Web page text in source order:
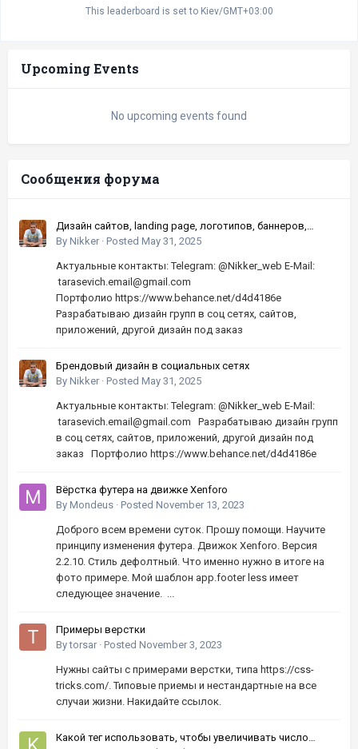
This leaderboard is set to Kiev/GMT+03:00
Upcoming Events
No upcoming events found
Сообщения форума
Дизайн сайтов, landing page, логотипов, баннеров,
шапок | Высокое качество, по хорошей цене
By Nikker · Posted May 31, 2025
Актуальные контакты: Telegram: @Nikker_web E-Mail:
tarasevich.email@gmail.com
Портфолио https://www.behance.net/d4d4186e
Разрабатываю дизайн групп в соц сетях, сайтов,
приложений, другой дизайн под заказ
Брендовый дизайн в социальных сетях
By Nikker · Posted May 31, 2025
Актуальные контакты: Telegram: @Nikker_web E-Mail:
tarasevich.email@gmail.com Разрабатываю дизайн групп
в соц сетях, сайтов, приложений, другой дизайн под
заказ Портфолио https://www.behance.net/d4d4186e
Вёрстка футера на движке Xenforo
By Mondeus · Posted November 13, 2023
Доброго всем времени суток. Прошу помощи. Научите
принципу изменения футера. Движок Xenforo. Версия
2.2.10. Стиль дефолтный. Что именно нужно в итоге на
фото примере. Мой шаблон app.footer less имеет
следующее значение. ...
Примеры верстки
Bytorsar · Posted November 3, 2023
Нужны сайты с примерами верстки, типа https://css-
tricks.com/. Типовые приемы и нестандартные на все
случаи жизни. Накидайте ссылок.
Какой тег использовать, чтобы увеличивать число